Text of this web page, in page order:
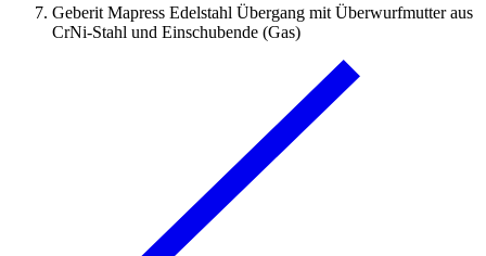
Geberit Mapress Edelstahl Übergang mit Überwurfmutter aus
CrNi-Stahl und Einschubende (Gas)